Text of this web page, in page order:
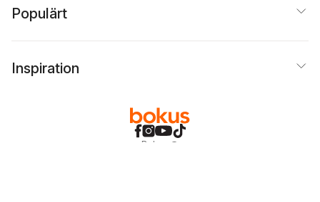
Populärt
Inspiration
Bokus
@